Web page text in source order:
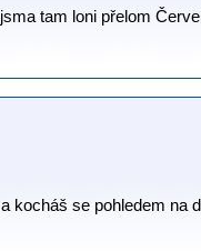
tam loni přelom
kocháš se pohledem